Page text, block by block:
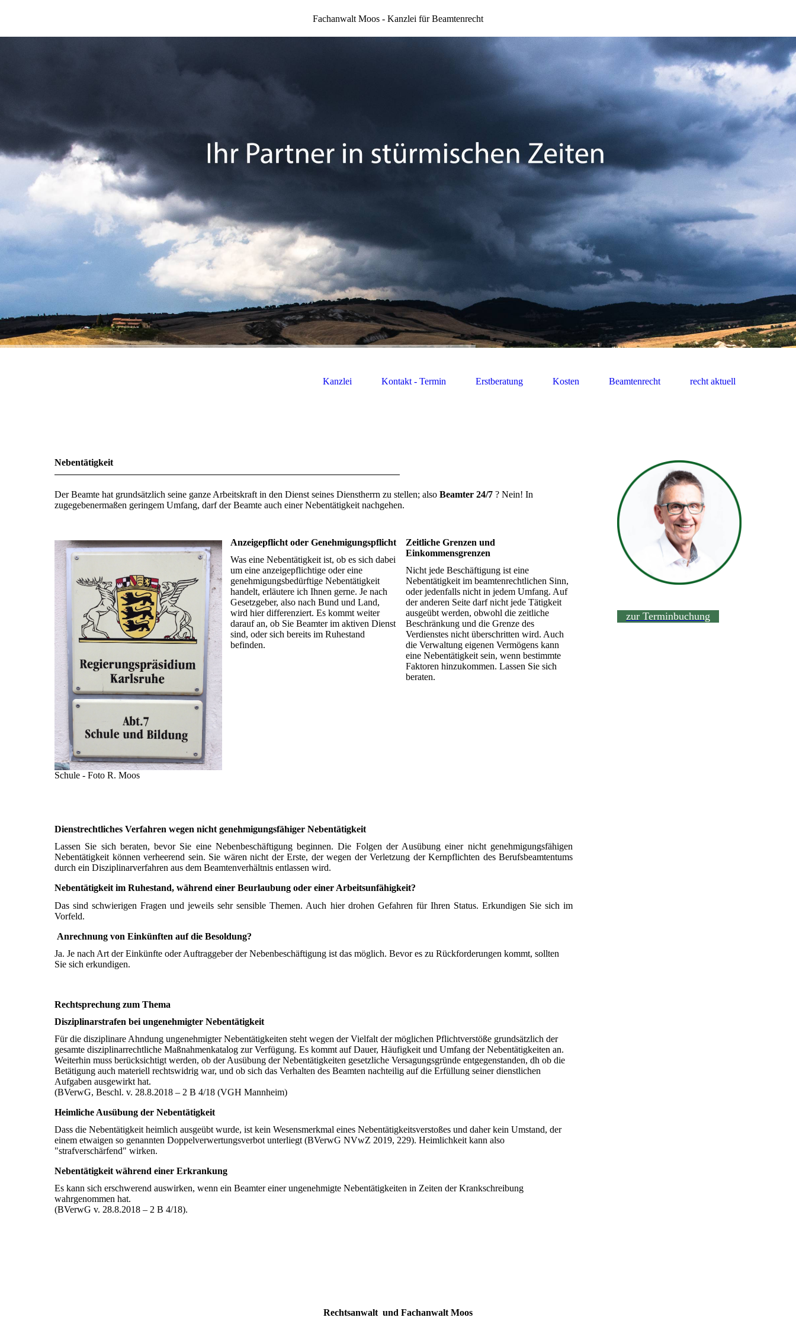
Fachanwalt Moos - Kanzlei für Beamtenrecht
Kanzlei Kontakt - Termin Erstberatung Kosten Beamtenrecht recht aktuell
Nebentätigkeit
Der Beamte hat grundsätzlich seine ganze Arbeitskraft in den Dienst seines Dienstherrn zu stellen; also Beamter 24/7 ? Nein! In
zugegebenermaßen geringem Umfang, darf der Beamte auch einer Nebentätigkeit nachgehen.
Schule - Foto R. Moos
Anzeigepflicht oder Genehmigungspflicht
Was eine Nebentätigkeit ist, ob es sich dabei
um eine anzeigepflichtige oder eine
genehmigungsbedürftige Nebentätigkeit
handelt, erläutere ich Ihnen gerne. Je nach
Gesetzgeber, also nach Bund und Land,
wird hier differenziert. Es kommt weiter
darauf an, ob Sie Beamter im aktiven Dienst
sind, oder sich bereits im Ruhestand
befinden.
Zeitliche Grenzen und
Einkommensgrenzen
Nicht jede Beschäftigung ist eine
Nebentätigkeit im beamtenrechtlichen Sinn,
oder jedenfalls nicht in jedem Umfang. Auf
der anderen Seite darf nicht jede Tätigkeit
ausgeübt werden, obwohl die zeitliche
Beschränkung und die Grenze des
Verdienstes nicht überschritten wird. Auch
die Verwaltung eigenen Vermögens kann
eine Nebentätigkeit sein, wenn bestimmte
Faktoren hinzukommen. Lassen Sie sich
beraten.
Dienstrechtliches Verfahren wegen nicht genehmigungsfähiger Nebentätigkeit
Lassen Sie sich beraten, bevor Sie eine Nebenbeschäftigung beginnen. Die Folgen der Ausübung einer nicht genehmigungsfähigen
Nebentätigkeit können verheerend sein. Sie wären nicht der Erste, der wegen der Verletzung der Kernpflichten des Berufsbeamtentums
durch ein Disziplinarverfahren aus dem Beamtenverhältnis entlassen wird.
Nebentätigkeit im Ruhestand, während einer Beurlaubung oder einer Arbeitsunfähigkeit?
Das sind schwierigen Fragen und jeweils sehr sensible Themen. Auch hier drohen Gefahren für Ihren Status. Erkundigen Sie sich im
Vorfeld.
Anrechnung von Einkünften auf die Besoldung?
Ja. Je nach Art der Einkünfte oder Auftraggeber der Nebenbeschäftigung ist das möglich. Bevor es zu Rückforderungen kommt, sollten
Sie sich erkundigen.
Rechtsprechung zum Thema
Disziplinarstrafen bei ungenehmigter Nebentätigkeit
Für die disziplinare Ahndung ungenehmigter Nebentätigkeiten steht wegen der Vielfalt der möglichen Pflichtverstöße grundsätzlich der
gesamte disziplinarrechtliche Maßnahmenkatalog zur Verfügung. Es kommt auf Dauer, Häufigkeit und Umfang der Nebentätigkeiten an.
Weiterhin muss berücksichtigt werden, ob der Ausübung der Nebentätigkeiten gesetzliche Versagungsgründe entgegenstanden, dh ob die
Betätigung auch materiell rechtswidrig war, und ob sich das Verhalten des Beamten nachteilig auf die Erfüllung seiner dienstlichen
Aufgaben ausgewirkt hat.
(BVerwG, Beschl. v. 28.8.2018 – 2 B 4/18 (VGH Mannheim)
Heimliche Ausübung der Nebentätigkeit
Dass die Nebentätigkeit heimlich ausgeübt wurde, ist kein Wesensmerkmal eines Nebentätigkeitsverstoßes und daher kein Umstand, der
einem etwaigen so genannten Doppelverwertungsverbot unterliegt (BVerwG NVwZ 2019, 229). Heimlichkeit kann also
"strafverschärfend" wirken.
Nebentätigkeit während einer Erkrankung
Es kann sich erschwerend auswirken, wenn ein Beamter einer ungenehmigte Nebentätigkeiten in Zeiten der Krankschreibung
wahrgenommen hat.
(BVerwG v. 28.8.2018 – 2 B 4/18).
zur Terminbuchung
Rechtsanwalt und Fachanwalt Moos